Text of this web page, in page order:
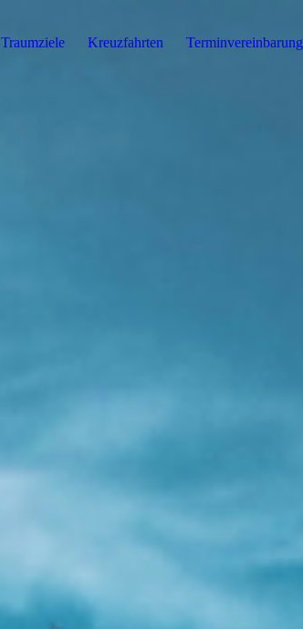
Traumziele Kreuzfahrten Terminvereinbarung